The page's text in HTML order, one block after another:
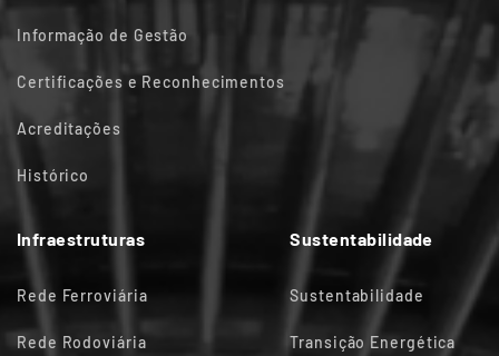
Informação de Gestão
Certificações e Reconhecimentos
Acreditações
Histórico
Infraestruturas
Rede Ferroviária
Rede Rodoviária
Sustentabilidade
Sustentabilidade
Transição Energética